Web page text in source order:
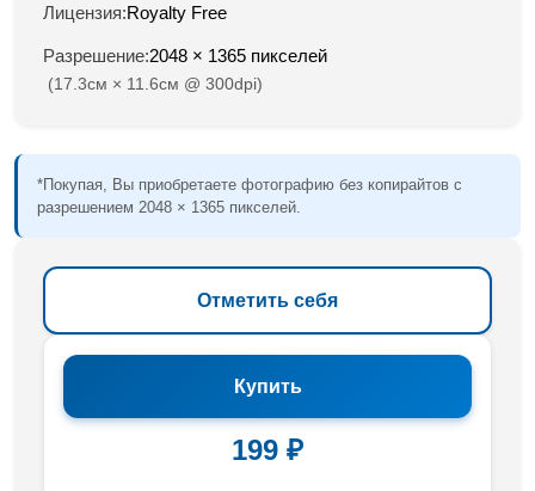
Лицензия:Royalty Free
Разрешение:2048 × 1365 пикселей
(17.3см × 11.6см @ 300dpi)
*Покупая, Вы приобретаете фотографию без копирайтов с
разрешением 2048 × 1365 пикселей.
Отметить себя
Купить
199 ₽